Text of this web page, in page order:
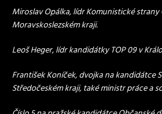
Miroslav Opálka, lídr Komunistické strany
Moravskoslezském kraji.
Leoš Heger, lídr kandidátky TOP 09 v
František Koníček, dvojka na kandidátce
Středočeském kraji, také ministr práce a